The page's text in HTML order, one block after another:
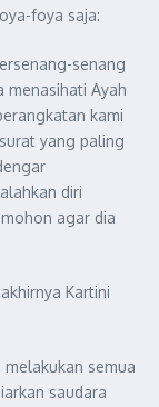
foya saja:
senang
menasihati Ayah
kami
yang paling
diri
agar dia
Kartini
semua
saudara